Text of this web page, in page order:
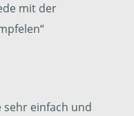
mit der
sehr einfach und